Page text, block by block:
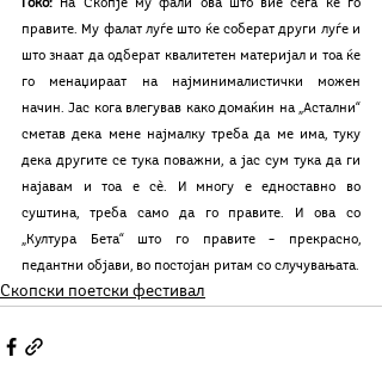
Ѓоко: На Скопје му фали ова што вие сега ќе го
правите. Му фалат луѓе што ќе соберат други луѓе и
што знаат да одберат квалитетен материјал и тоа ќе
го менаџираат на најминималистички можен
начин. Јас кога влегував како домаќин на „Астални“
сметав дека мене најмалку треба да ме има, туку
дека другите се тука поважни, а јас сум тука да ги
најавам и тоа е сè. И многу е едноставно во
суштина, треба само да го правите. И ова со
„Култура Бета“ што го правите – прекрасно,
педантни објави, во постојан ритам со случувањата.
Скопски поетски фестивал